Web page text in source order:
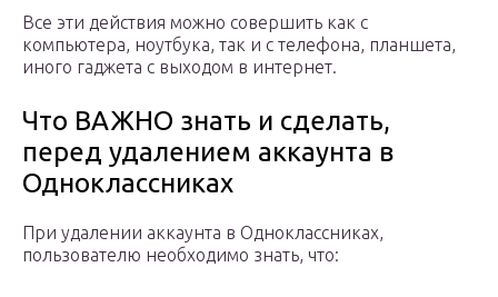
Все эти действия можно совершить как с
компьютера, ноутбука, так и с телефона, планшета,
иного гаджета с выходом в интернет.
Что ВАЖНО знать и сделать,
перед удалением аккаунта в
Одноклассниках
При удалении аккаунта в Одноклассниках,
пользователю необходимо знать, что: